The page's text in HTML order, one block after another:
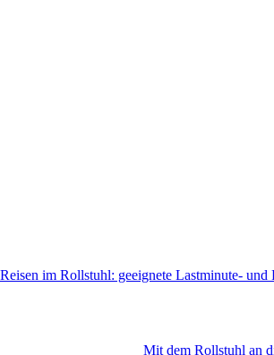
Reisen im Rollstuhl: geeignete Lastminute- und
Mit dem Rollstuhl an